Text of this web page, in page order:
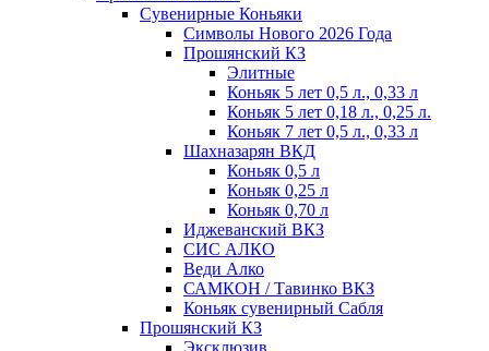
Сувенирные Коньяки
Символы Нового 2026 Года
Прошянский КЗ
Элитные
Коньяк 5 лет 0,5 л., 0,33 л
Коньяк 5 лет 0,18 л., 0,25 л.
Коньяк 7 лет 0,5 л., 0,33 л
Шахназарян ВКД
Коньяк 0,5 л
Коньяк 0,25 л
Коньяк 0,70 л
Иджеванский ВКЗ
СИС АЛКО
Веди Алко
САМКОН / Тавинко ВКЗ
Коньяк сувенирный Сабля
Прошянский КЗ
Эксклюзив